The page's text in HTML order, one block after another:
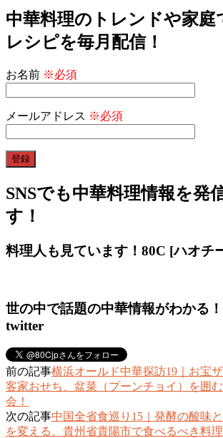
中華料理のトレンドや家庭
レシピを毎月配信！
お名前 ※必須
メールアドレス ※必須
SNSでも中華料理情報を発
す！
料理人も見ています！80C [ハオチ
世の中で話題の中華情報がわかる
twitter
前の記事横浜オールド中華探訪19｜お宝
客家おせち、盆菜（プーンチョイ）を囲
会！
次の記事中国全省食巡り15｜発酵の酸味
を変える、貴州省貴陽市で食べるべき料